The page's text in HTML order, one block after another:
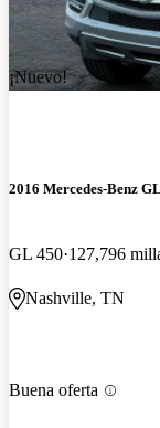
¡Nuevo!
2016 Mercedes-Benz
GL 450 127,796
Nashville, TN
Buena oferta